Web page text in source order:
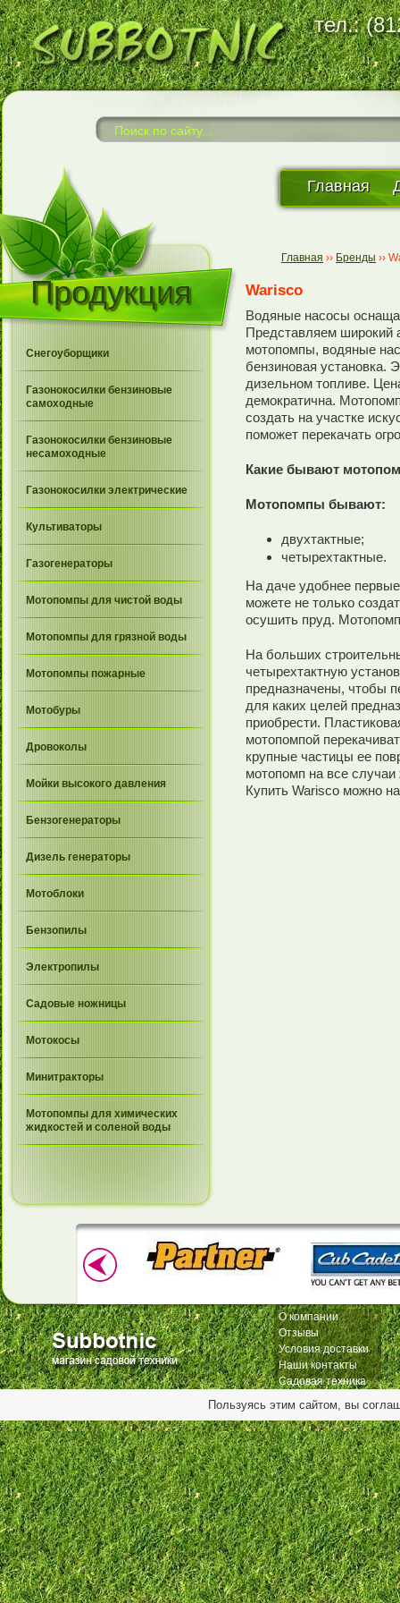
тел.:
Главная
Продукция
Снегоуборщики
Газонокосилки бензиновые
самоходные
Газонокосилки бензиновые
несамоходные
Газонокосилки электрические
Культиваторы
Газогенераторы
Мотопомпы для чистой воды
Мотопомпы для грязной воды
Мотопомпы пожарные
Мотобуры
Дровоколы
Мойки высокого давления
Бензогенераторы
Дизель генераторы
Мотоблоки
Бензопилы
Электропилы
Садовые ножницы
Мотокосы
Минитракторы
Мотопомпы для химических
жидкостей и соленой воды
Главная ›› Бренды ››
Warisco
Водяные насосы
Представляем широкий
мотопомпы, водяные
бензиновая установка.
дизельном топливе.
демократична.
создать на участке
поможет перекачать
Какие бывают
Мотопомпы бывают:
двухтактные;
четырехтактные.
На даче удобнее
можете не только
осушить пруд.
На больших
четырехтактную
предназначены, чтобы
для каких целей
приобрести.
мотопомпой
крупные частицы ее
мотопомп на все случаи
Купить Warisco можно
О компании
Отзывы
Условия доставки
Наши контакты
Садовая техника
Пользуясь этим сайтом, вы